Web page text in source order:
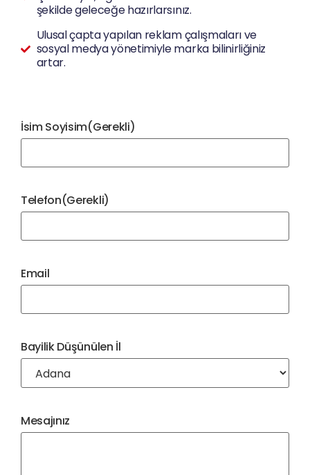
şekilde geleceğe hazırlarsınız.
Ulusal çapta yapılan reklam çalışmaları ve
sosyal medya yönetimiyle marka bilinirliğiniz
artar.
İsim Soyisim(Gerekli)
Telefon(Gerekli)
Email
Bayilik Düşünülen İl
Mesajınız